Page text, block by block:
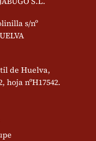
s/nº
de Huelva,
hoja nºH17542.